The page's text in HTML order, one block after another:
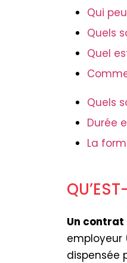
Qui
Quels
Quel
Quels
Durée
La
Un contrat
employeur
dispensée